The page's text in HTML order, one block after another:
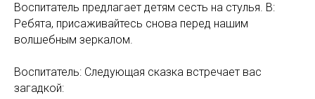
Воспитатель предлагает детям сесть на стулья. В:
Ребята, присаживайтесь снова перед нашим
волшебным зеркалом.
Воспитатель: Следующая сказка встречает вас
загадкой: